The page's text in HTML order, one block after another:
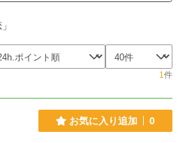
1件
お気に入り追加 0